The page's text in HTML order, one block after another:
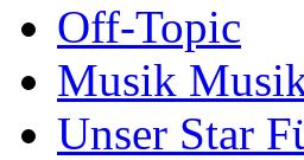
Off-Topic
Musik
Unser Star